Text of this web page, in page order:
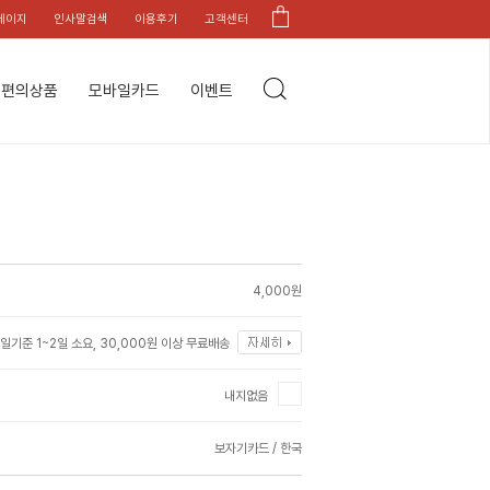
이지 인사말검색 이용후기 고객센터
편의상품 모바일카드 이벤트
4,000원
기준 1~2일 소요, 30,000원 이상 무료배송
내지없음
보자기카드 / 한국